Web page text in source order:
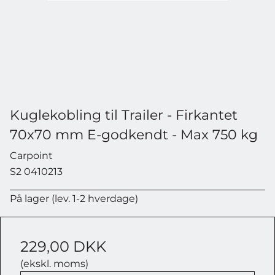
Kuglekobling til Trailer - Firkantet
70x70 mm E-godkendt - Max 750 kg
Carpoint
S2 0410213
På lager (lev. 1-2 hverdage)
229,00 DKK
(ekskl. moms)
Navn